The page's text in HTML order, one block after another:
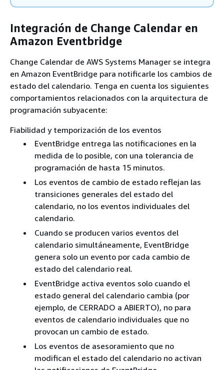
Integración de Change Calendar en
Amazon Eventbridge
Change Calendar de AWS Systems Manager se integra
en Amazon EventBridge para notificarle los cambios de
estado del calendario. Tenga en cuenta los siguientes
comportamientos relacionados con la arquitectura de
programación subyacente:
Fiabilidad y temporización de los eventos
EventBridge entrega las notificaciones en la
medida de lo posible, con una tolerancia de
programación de hasta 15 minutos.
Los eventos de cambio de estado reflejan las
transiciones generales del estado del
calendario, no los eventos individuales del
calendario.
Cuando se producen varios eventos del
calendario simultáneamente, EventBridge
genera solo un evento por cada cambio de
estado del calendario real.
EventBridge activa eventos solo cuando el
estado general del calendario cambia (por
ejemplo, de CERRADO a ABIERTO), no para
eventos de calendario individuales que no
provocan un cambio de estado.
Los eventos de asesoramiento que no
modifican el estado del calendario no activan